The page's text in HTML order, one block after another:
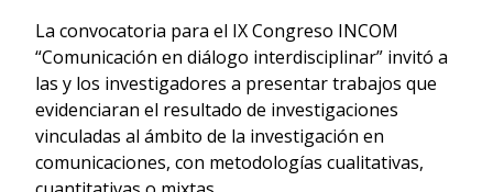
La convocatoria para el IX Congreso INCOM
“Comunicación en diálogo interdisciplinar” invitó a
las y los investigadores a presentar trabajos que
evidenciaran el resultado de investigaciones
vinculadas al ámbito de la investigación en
comunicaciones, con metodologías cualitativas,